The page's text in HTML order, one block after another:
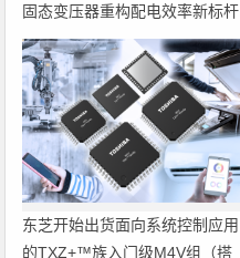
固态变压器重构配电效率新标杆
东芝开始出货面向系统控制应用
的TXZ+™族入门级M4V组（搭